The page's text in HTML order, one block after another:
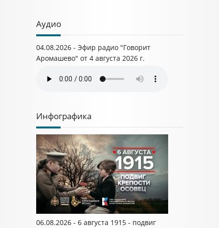
Аудио
04.08.2026 - Эфир радио "Говорит
Аромашево" от 4 августа 2026 г.
Инфографика
06.08.2026 - 6 августа 1915 - подвиг